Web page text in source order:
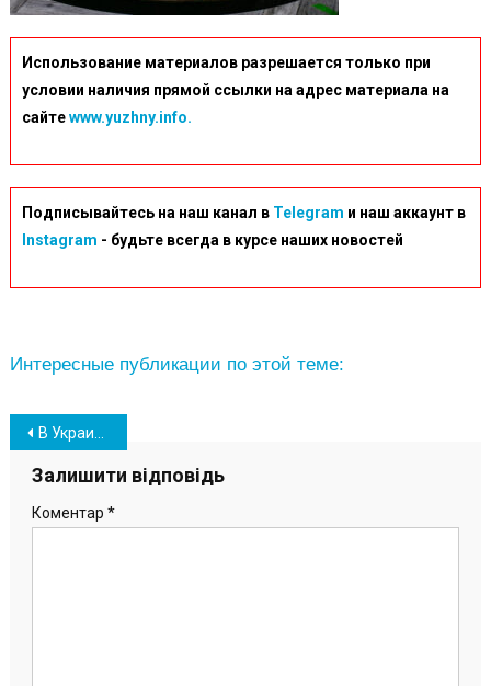
Использование материалов разрешается только при
условии наличия прямой ссылки на адрес материала на
сайтеwww.yuzhny.info.
Подписывайтесь на наш канал в Telegram и наш аккаунт в
Instagram - будьте всегда в курсе наших новостей
Интересные публикации по этой теме:
Навігація
записів
В Украине подорожают продукты для новогоднего стола
Залишити відповідь
Коментар *